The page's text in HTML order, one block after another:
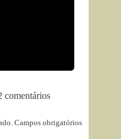
comentários
Campos obrigatórios